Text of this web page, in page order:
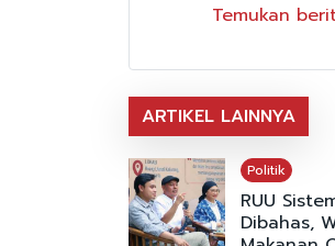
Temukan
ARTIKEL LAINNYA
Politik
RUU
Dibahas,